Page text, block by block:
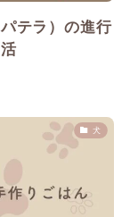
テラ）の進行
犬